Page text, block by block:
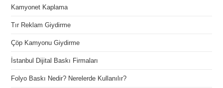
Kamyonet Kaplama
Tır Reklam Giydirme
Çöp Kamyonu Giydirme
İstanbul Dijital Baskı Firmaları
Folyo Baskı Nedir? Nerelerde Kullanılır?